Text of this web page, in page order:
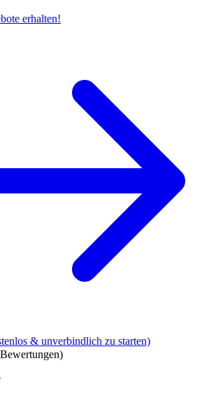
erhalten!
& unverbindlich zu starten)